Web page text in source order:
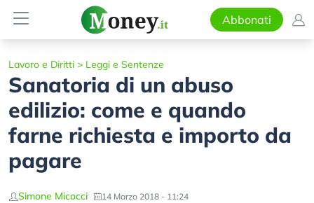
Abbonati
Lavoro e Diritti > Leggi e Sentenze
Sanatoria di un abuso
edilizio: come e quando
farne richiesta e importo da
pagare
Simone Micocci 14 Marzo 2018 - 11:24